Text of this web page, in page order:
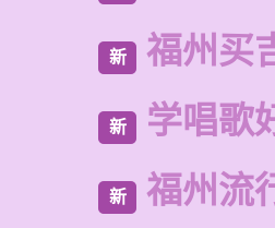
新 福州买
新 学唱歌
新 福州流